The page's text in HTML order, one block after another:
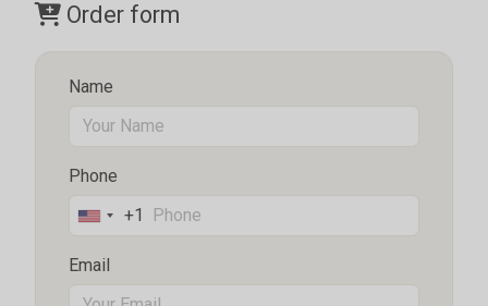
Order form
Name
Phone
United
+1
+1
Email